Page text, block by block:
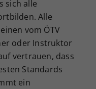
sich alle
Alle
vom ÖTV
oder Instruktor
vertrauen, dass
Standards
ein